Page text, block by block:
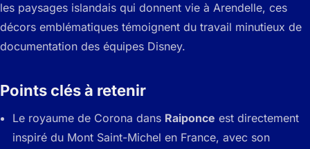
les paysages islandais qui donnent vie à Arendelle, ces
décors emblématiques témoignent du travail minutieux de
documentation des équipes Disney.
Points clés à retenir
Le royaume de Corona dans Raiponce est directement
inspiré du Mont Saint-Michel en France, avec son